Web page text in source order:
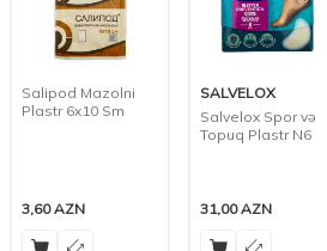
Salipod Mazolni
Plastr 6x10 Sm
3,60AZN
SALVELOX
Salvelox Spor və
Topuq Plastr N6
31,00AZN